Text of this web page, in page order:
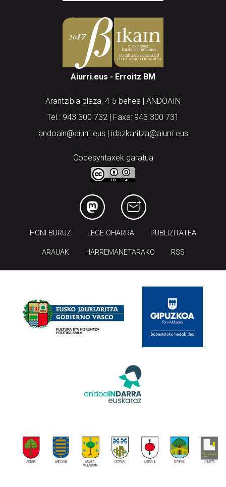
Aiurri.eus - Erroitz BM
Arantzibia plaza, 4-5 behea | ANDOAIN
Tel.: 943 300 732 | Faxa: 943 300 731
andoain@aiurri.eus | idazkaritza@aiurri.eus
Codesyntaxek garatua
HONI BURUZ LEGE OHARRA PUBLIZITATEA
ARAUAK HARREMANETARAKO RSS